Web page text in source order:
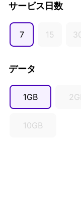
サービス日数
7 15
データ
1GB
10GB